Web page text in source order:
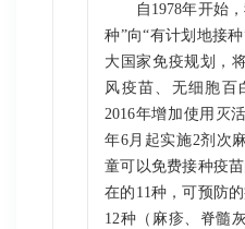
自1978年开始，
种”向“有计划地接
大国家免疫规划，
风疫苗、无细胞百
2016年增加使用灭
年6月起实施2剂次
童可以免费接种疫
在的11种，可预防
12种（麻疹、脊髓